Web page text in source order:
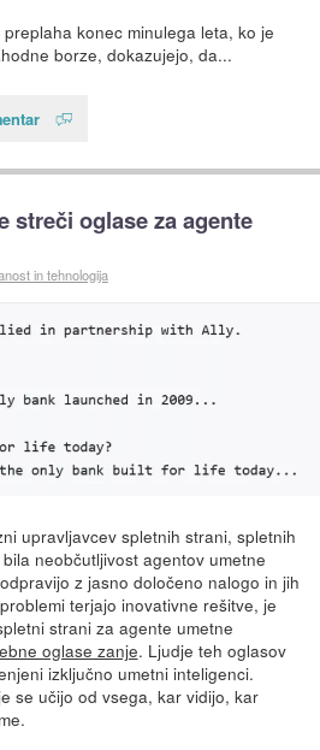
konec minulega leta, ko je
borze, dokazujejo, da...
streči oglase za agente
in tehnologija
upravljavcev spletnih strani, spletnih
neobčutljivost agentov umetne
z jasno določeno nalogo in jih
terjajo inovativne rešitve, je
strani za agente umetne
oglase zanje. Ljudje teh oglasov
izključno umetni inteligenci.
se učijo od vsega, kar vidijo, kar